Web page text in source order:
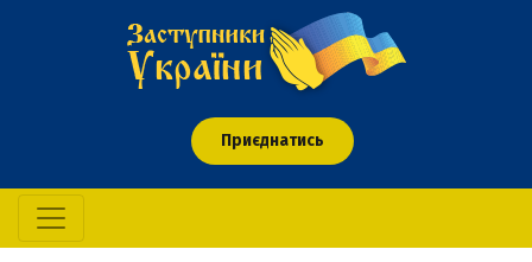
Приєднатись